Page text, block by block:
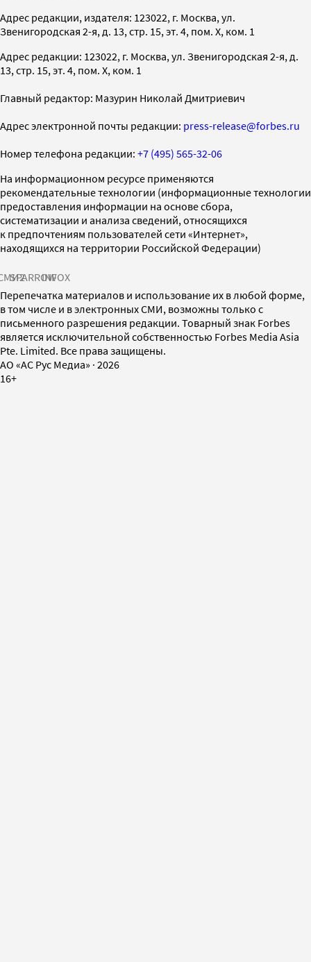
Адрес редакции, издателя: 123022, г. Москва, ул.
Звенигородская 2-я, д. 13, стр. 15, эт. 4, пом. X, ком. 1
Адрес редакции: 123022, г. Москва, ул. Звенигородская 2-я, д.
13, стр. 15, эт. 4, пом. X, ком. 1
Главный редактор: Мазурин Николай Дмитриевич
Адрес электронной почты редакции: press-release@forbes.ru
Номер телефона редакции: +7 (495) 565-32-06
На информационном ресурсе применяются
рекомендательные технологии (информационные технологии
предоставления информации на основе сбора,
систематизации и анализа сведений, относящихся
к предпочтениям пользователей сети «Интернет»,
находящихся на территории Российской Федерации)
SPARROWINFOX
Перепечатка материалов и использование их в любой форме,
в том числе и в электронных СМИ, возможны только с
письменного разрешения редакции. Товарный знак Forbes
является исключительной собственностью Forbes Media Asia
Pte. Limited. Все права защищены.
AO «АС Рус Медиа» · 2026
16+